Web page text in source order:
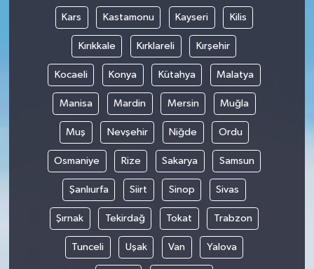
Kars Kastamonu Kayseri Kilis
Kırıkkale Kırklareli Kırşehir
Kocaeli Konya Kütahya Malatya
Manisa Mardin Mersin Muğla
Muş Nevşehir Niğde Ordu
Osmaniye Rize Sakarya Samsun
Şanlıurfa Siirt Sinop Sivas
Şırnak Tekirdağ Tokat Trabzon
Tunceli Uşak Van Yalova